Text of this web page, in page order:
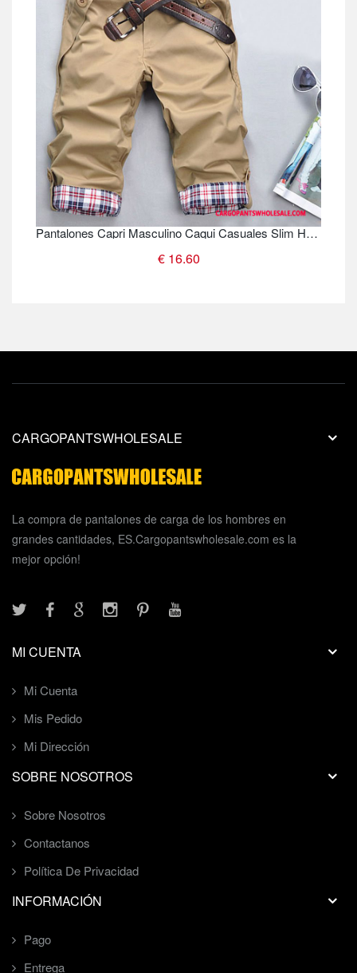
Pantalones Capri Masculino Caqui Casuales Slim Hombre Pantalones Cargo Pantalones Verano
€ 16.60
CARGOPANTSWHOLESALE
La compra de pantalones de carga de los hombres en
grandes cantidades, ES.Cargopantswholesale.com es la
mejor opción!
MI CUENTA
Mi Cuenta
Mis Pedido
Mi Dirección
SOBRE NOSOTROS
Sobre Nosotros
Contactanos
Política De Privacidad
INFORMACIÓN
Pago
Entrega